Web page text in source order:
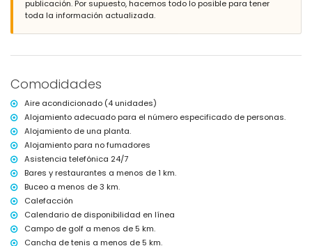
playa más cercana: El Arenal, Jávea (a menos de 3 kilómetros de la
puerto más cercano: Puerto Aduanas del Mar, Jávea (a menos de 5
aeropuerto más cercano: Alicante (a menos de 100 kilómetros de la
segundo aeropuerto más cercano: Valencia (> 100 kilómetros)
no se permite fumar
no se permiten mascotas
El alojamiento es muy adecuado para familias con niños
Instalaciones y servicios incluidos en el precio del alquiler de la
villa
plancha y tabla de planchar
ropa de cama y toallas
servicio de recepción y servicio de emergencia 24 horas
calefacción central y aire acondicionado
publicación. Por supuesto, hacemos todo lo posible para tener
toda la información actualizada.
Comodidades
Aire acondicionado (4 unidades)
Alojamiento adecuado para el número especificado de personas.
Alojamiento de una planta.
Alojamiento para no fumadores
Asistencia telefónica 24/7
Bares y restaurantes a menos de 1 km.
Buceo a menos de 3 km.
Calefacción
Calendario de disponibilidad en línea
Campo de golf a menos de 5 km.
Cancha de tenis a menos de 5 km.